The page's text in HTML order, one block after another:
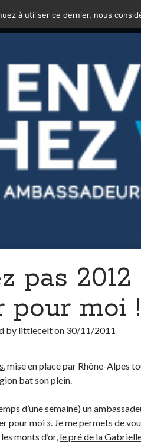
pas
pour moi !
by littlecelton 30/11/2011
, mise en place par Rhône-Alpes
bat son plein.
d’une semaine) un
pour moi ». Je me permets de
monts d’or, le pré de la
à utiliser ce dernier, nous